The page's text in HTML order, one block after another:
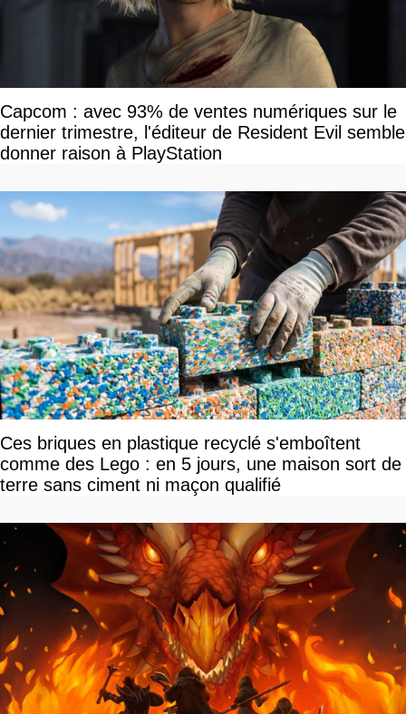
Capcom : avec 93% de ventes numériques sur le
dernier trimestre, l'éditeur de Resident Evil semble
donner raison à PlayStation
Ces briques en plastique recyclé s'emboîtent
comme des Lego : en 5 jours, une maison sort de
terre sans ciment ni maçon qualifié